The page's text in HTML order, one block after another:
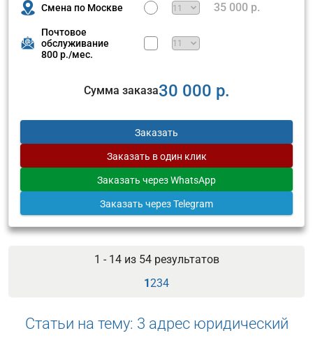
Смена по Москве 35 000 р.
Почтовое
обслуживание
800 р./мес.
Сумма заказа30 000 р.
Заказать
Заказать в один клик
Заказать через WhatsApp
Заказать через Telegram
1 - 14 из 54результатов
1234
Статьи на тему: 3 адрес юридический